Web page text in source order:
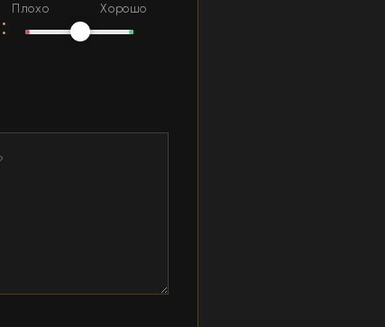
:
Плохо Хорошо